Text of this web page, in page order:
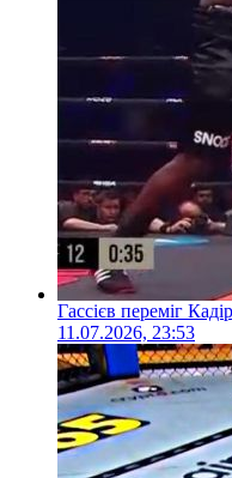
Гассієв переміг
11.07.2026, 23:53